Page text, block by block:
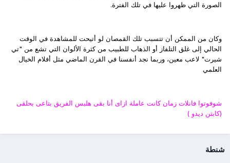
الصورة التي ظهروا عليها في تلك الفترة.
وكان من الممكن أن تتسبب تلك القمصان لو أتيحت للمشاهدة في الوقت
الحالي إلى غلق التلفاز أو الذهاب للطبيب من كثرة الألوان التي تشع من "تي
شيرت" لاعب معين، وربما نجد أنفسنا في القرن الماضي مثل أفلام الخيال
العلمي
شوفوتوا فانلات زمان كانت عاملة ازاى أنا بقى هلبس الفريق بتاعى بحلقى
(كابتن ديدو )
شنطة